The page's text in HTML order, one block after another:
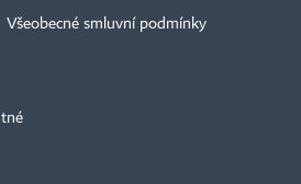
Všeobecné smluvní podmínky